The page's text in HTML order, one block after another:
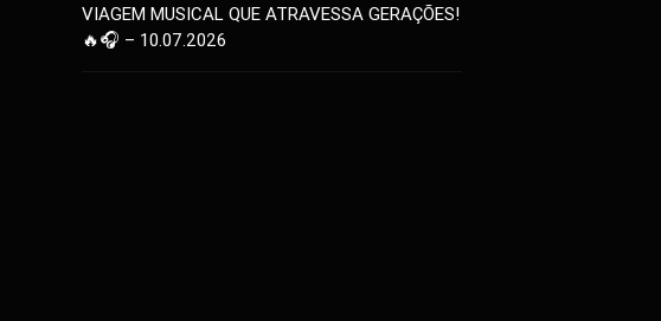
VIAGEM MUSICAL QUE ATRAVESSA GERAÇÕES!
🔥🎧 – 10.07.2026